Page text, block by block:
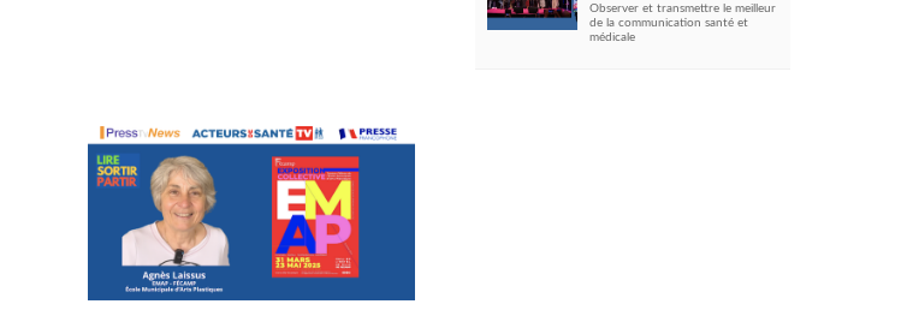
Observer et transmettre le meilleur
de la communication santé et
médicale